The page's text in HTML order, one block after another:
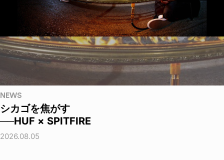
NEWS
シカゴを焦がす
──HUF × SPITFIRE
2026.08.05